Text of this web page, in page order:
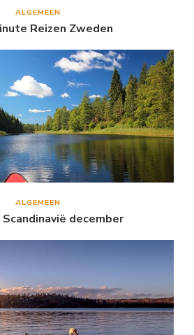
ALGEMEEN
Reizen Zweden
ALGEMEEN
december